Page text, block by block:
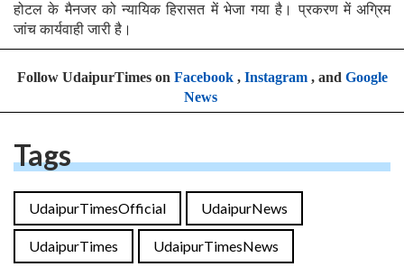
होटल के मैनजर को न्यायिक हिरासत में भेजा गया है। प्रकरण में अग्रिम
जांच कार्यवाही जारी है।
Follow UdaipurTimes on Facebook, Instagram, and Google
News
Tags
UdaipurTimesOfficial UdaipurNews
UdaipurTimes UdaipurTimesNews